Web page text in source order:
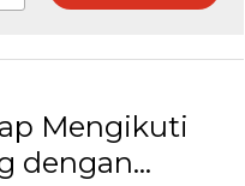
Mengikuti
dengan...